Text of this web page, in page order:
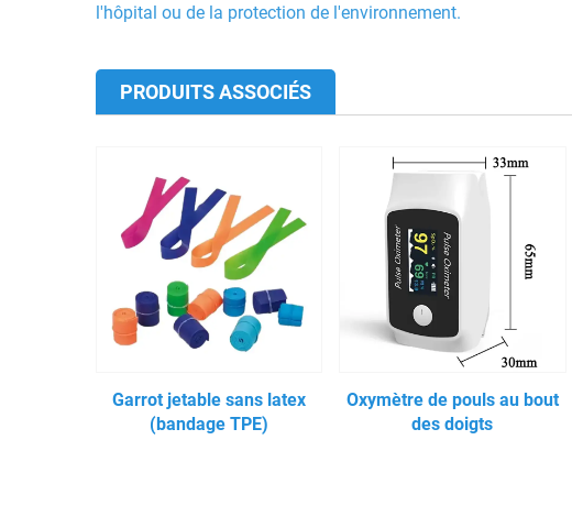
l'hôpital ou de la protection de l'environnement.
PRODUITS ASSOCIÉS
Garrot jetable sans latex
(bandage TPE)
Oxymètre de pouls au bout
des doigts